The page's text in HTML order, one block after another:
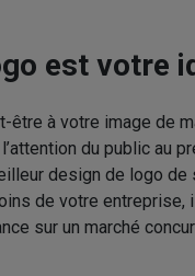
est votre
être à votre image de
du public au
design de logo
de votre entreprise,
sur un marché